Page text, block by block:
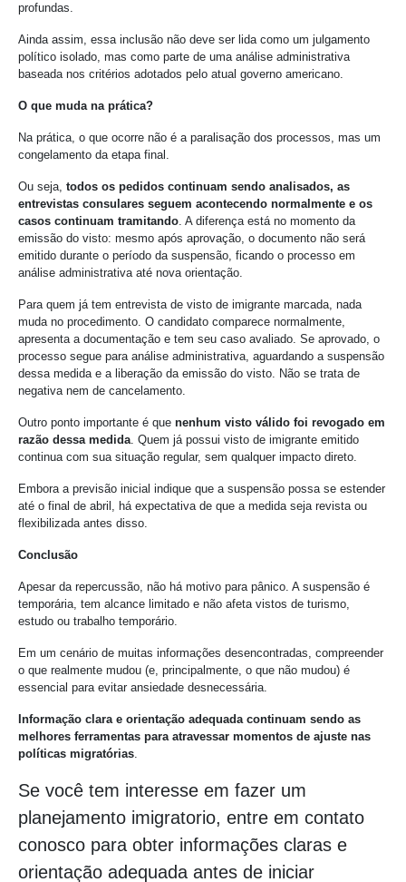
profundas.
Ainda assim, essa inclusão não deve ser lida como um julgamento
político isolado, mas como parte de uma análise administrativa
baseada nos critérios adotados pelo atual governo americano.
O que muda na prática?
Na prática, o que ocorre não é a paralisação dos processos, mas um
congelamento da etapa final.
Ou seja, todos os pedidos continuam sendo analisados, as
entrevistas consulares seguem acontecendo normalmente e os
casos continuam tramitando. A diferença está no momento da
emissão do visto: mesmo após aprovação, o documento não será
emitido durante o período da suspensão, ficando o processo em
análise administrativa até nova orientação.
Para quem já tem entrevista de visto de imigrante marcada, nada
muda no procedimento. O candidato comparece normalmente,
apresenta a documentação e tem seu caso avaliado. Se aprovado, o
processo segue para análise administrativa, aguardando a suspensão
dessa medida e a liberação da emissão do visto. Não se trata de
negativa nem de cancelamento.
Outro ponto importante é que nenhum visto válido foi revogado em
razão dessa medida. Quem já possui visto de imigrante emitido
continua com sua situação regular, sem qualquer impacto direto.
Embora a previsão inicial indique que a suspensão possa se estender
até o final de abril, há expectativa de que a medida seja revista ou
flexibilizada antes disso.
Conclusão
Apesar da repercussão, não há motivo para pânico. A suspensão é
temporária, tem alcance limitado e não afeta vistos de turismo,
estudo ou trabalho temporário.
Em um cenário de muitas informações desencontradas, compreender
o que realmente mudou (e, principalmente, o que não mudou) é
essencial para evitar ansiedade desnecessária.
Informação clara e orientação adequada continuam sendo as
melhores ferramentas para atravessar momentos de ajuste nas
políticas migratórias.
Se você tem interesse em fazer um
planejamento imigratorio, entre em contato
conosco para obter informações claras e
orientação adequada antes de iniciar